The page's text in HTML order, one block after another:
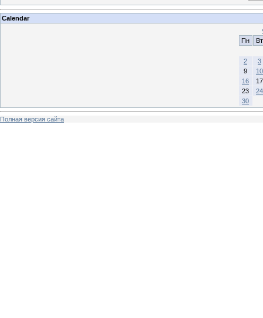
Calendar
Пн
Вт
2
3
9
10
16
17
23
24
30
Полная версия сайта